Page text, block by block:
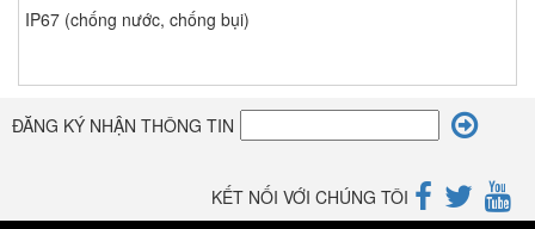
IP67 (chống nước, chống bụi)
ĐĂNG KÝ NHẬN THÔNG TIN
KẾT NỐI VỚI CHÚNG TÔI